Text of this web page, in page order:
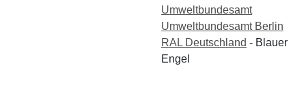
Umweltbundesamt
Umweltbundesamt Berlin
RAL Deutschland - Blauer
Engel